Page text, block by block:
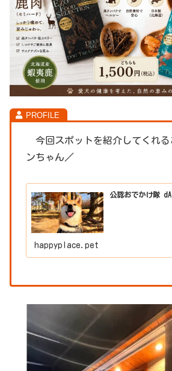
今回スポットを紹介してくれる
ンちゃん／
公認おでかけ隊
happyplace.pet